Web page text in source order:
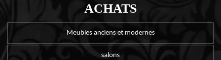
ACHATS
Meubles anciens et modernes
salons